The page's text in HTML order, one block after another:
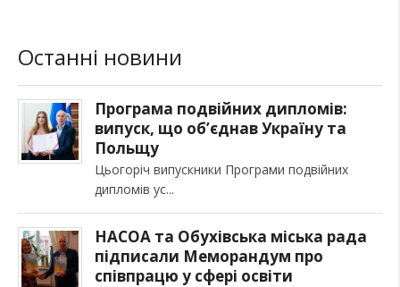
Останні новини
Програма подвійних дипломів:
випуск, що об’єднав Україну та
Польщу
Цьогоріч випускники Програми подвійних
дипломів ус
НАСОА та Обухівська міська рада
підписали Меморандум про
співпрацю у сфері освіти